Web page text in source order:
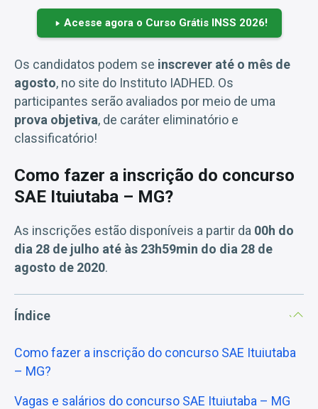
Acesse agora o Curso Grátis INSS 2026!
Os candidatos podem se inscrever até o mês de
agosto, no site do Instituto IADHED. Os
participantes serão avaliados por meio de uma
prova objetiva, de caráter eliminatório e
classificatório!
Como fazer a inscrição do concurso
SAE Ituiutaba – MG?
As inscrições estão disponíveis a partir da 00h do
dia 28 de julho até às 23h59min do dia 28 de
agosto de 2020.
Índice
Como fazer a inscrição do concurso SAE Ituiutaba
– MG?
Vagas e salários do concurso SAE Ituiutaba – MG